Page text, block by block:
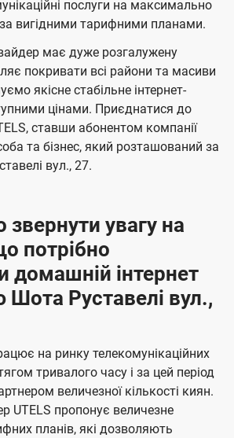
а
ч
е
н
н
я
послуги на максимально
вигідними тарифними планами.
має дуже розгалужену
покривати всі райони та масиви
якісне стабільне інтернет-
цінами. Приєднатися до
ставши абонентом компанії
та бізнес, який розташований за
вул., 27.
увагу на
потрібно
домашній інтернет
Шота Руставелі вул.,
на ринку телекомунікаційних
тривалого часу і за цей період
величезної кількості киян.
UTELS пропонує величезне
планів, які дозволяють